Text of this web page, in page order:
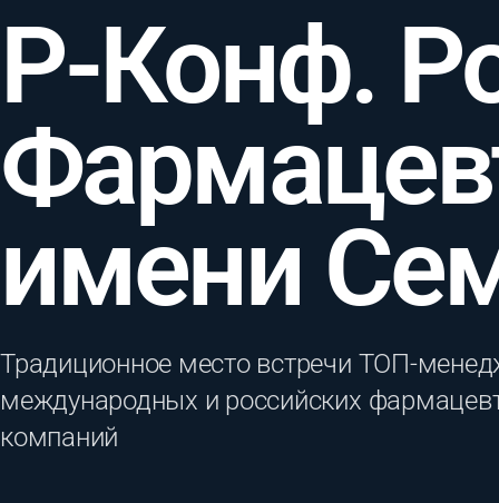
Р-Конф.
имени
Традиционное место встречи ТОП-
международных и российских
компаний